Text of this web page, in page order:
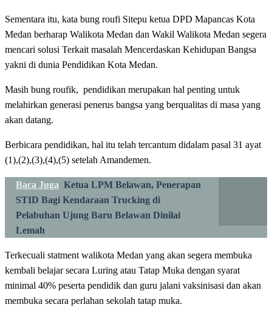
Sementara itu, kata bung roufi Sitepu ketua DPD Mapancas Kota
Medan berharap Walikota Medan dan Wakil Walikota Medan segera
mencari solusi Terkait masalah Mencerdaskan Kehidupan Bangsa
yakni di dunia Pendidikan Kota Medan.
Masih bung roufik, pendidikan merupakan hal penting untuk
melahirkan generasi penerus bangsa yang berqualitas di masa yang
akan datang.
Berbicara pendidikan, hal itu telah tercantum didalam pasal 31 ayat
(1),(2),(3),(4),(5) setelah Amandemen.
Baca Juga Ketua LPM Belawan, Penerapan
STID Bagi Kendaraan Trucking di
Pelabuhan Ujung Baru Belawan Dinilai
Lemah
Terkecuali statment walikota Medan yang akan segera membuka
kembali belajar secara Luring atau Tatap Muka dengan syarat
minimal 40% peserta pendidik dan guru jalani vaksinisasi dan akan
membuka secara perlahan sekolah tatap muka.